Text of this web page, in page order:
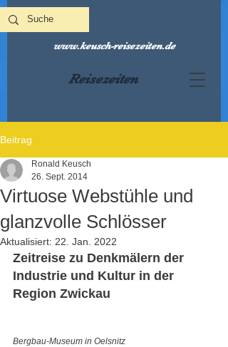
Reisezeiten
www.keusch-reisezeiten.de
Beitrag
Virtuose Webstühle und
glanzvolle Schlösser
Ronald Keusch
26. Sept. 2014
Aktualisiert: 22. Jan. 2022
Zeitreise zu Denkmälern der
Industrie und Kultur in der
Region Zwickau
Bergbau-Museum in Oelsnitz